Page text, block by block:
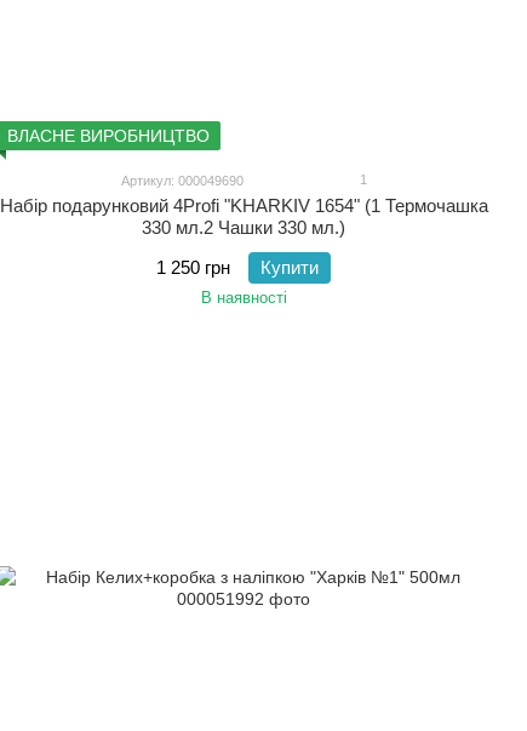
ВЛАСНЕ ВИРОБНИЦТВО
Артикул: 000049690 1
Набір подарунковий 4Profi "KHARKIV 1654" (1 Термочашка
330 мл.2 Чашки 330 мл.)
1 250 грн
Купити
В наявності